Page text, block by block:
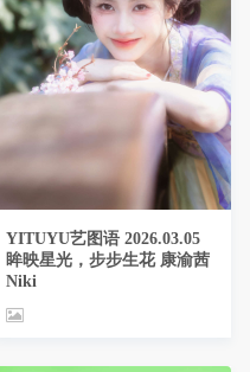
YITUYU艺图语 2026.03.05
眸映星光，步步生花 康渝茜
Niki